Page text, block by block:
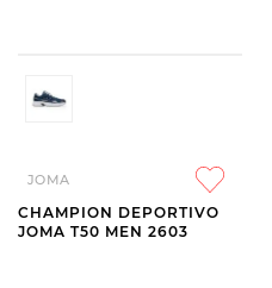
JOMA
CHAMPION DEPORTIVO
JOMA T50 MEN 2603